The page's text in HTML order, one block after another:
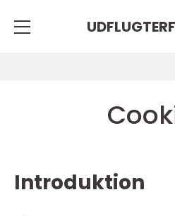
Introduktion